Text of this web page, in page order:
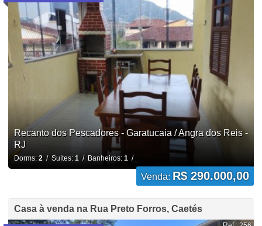
Recanto dos Pescadores - Garatucaia / Angra dos Reis -
RJ
Dorms: 2/ Suítes: 1/ Banheiros: 1/
Venda: R$ 290.000,00
Casa à venda na Rua Preto Forros, Caetés